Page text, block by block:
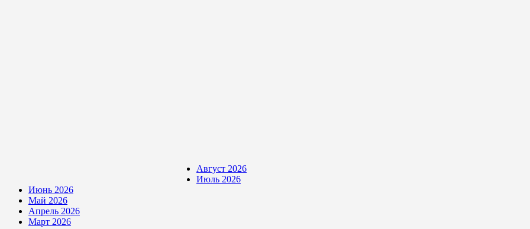
Август 2026
Июль 2026
Июнь 2026
Май 2026
Апрель 2026
Март 2026